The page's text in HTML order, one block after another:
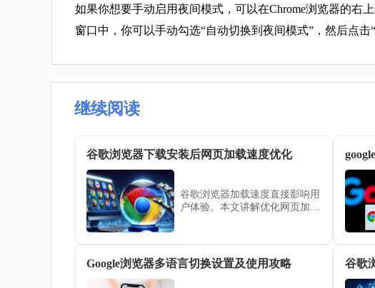
如果你想要手动启用夜间模式，可以在Chrome浏览器的右
窗口中，你可以手动勾选“自动切换到夜间模式”，然后点
继续阅读
谷歌浏览器下载安装后网页加载速度优化
谷歌浏览器加载速度直接影响用
户体验。本文讲解优化网页加载
Google浏览器多语言切换设置及使用攻略 谷歌